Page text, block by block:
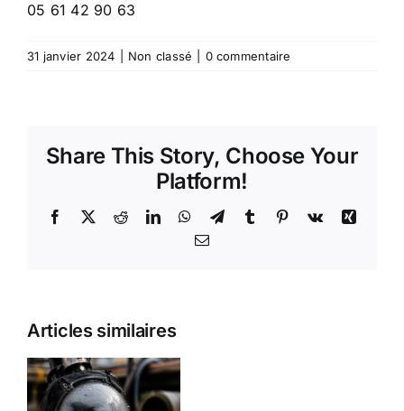
05 61 42 90 63
31 janvier 2024 Non classé 0 commentaire
Share This Story, Choose Your
Platform!
Facebook
X RedditLinkedInWhatsApp
TelegramTumblr Pinterest
Vk
Xing
Email
Articles similaires